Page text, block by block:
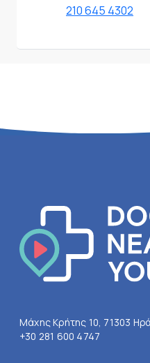
210 645 4302
Μάχης Κρήτης 10, 71303
+30 281 600 4747